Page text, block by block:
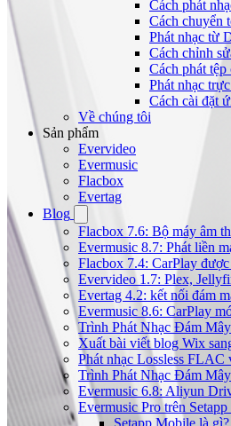
Cách phát
Cách chuyển
Phát nhạc từ
Cách chỉnh
Cách phát
Phát nhạc
Cách cài đặt
Về chúng tôi
Sản phẩm
Evervideo
Evermusic
Flacbox
Evertag
Blog
Flacbox 7.6: Bộ máy âm
Evermusic 8.7: Phát liền
Flacbox 7.4: CarPlay
Evervideo 1.7: Plex,
Evertag 4.2: kết nối đám
Evermusic 8.6: CarPlay
Trình Phát Nhạc Đám
Xuất bài viết blog Wix
Phát nhạc Lossless
Trình Phát Nhạc Đám
Evermusic 6.8: Aliyun
Evermusic Pro trên
Setapp Mobile là gì?